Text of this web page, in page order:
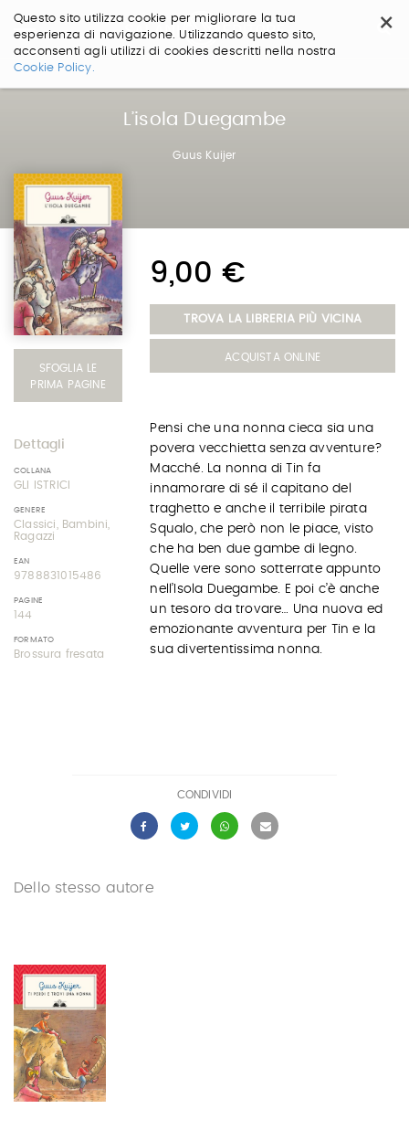
×
Questo sito utilizza cookie per migliorare la tua
esperienza di navigazione. Utilizzando questo sito,
acconsenti agli utilizzi di cookies descritti nella nostra
Cookie Policy.
Salta
L’isola Duegambe
Guus Kuijer
SFOGLIA LE
PRIMA PAGINE
Dettagli
COLLANA
GLI ISTRICI
GENERE
Classici, Bambini,
Ragazzi
EAN
9788831015486
PAGINE
144
FORMATO
Brossura fresata
9,00 €
TROVA LA LIBRERIA PIÙ VICINA
ACQUISTA ONLINE
Pensi che una nonna cieca sia una
povera vecchietta senza avventure?
Macché. La nonna di Tin fa
innamorare di sé il capitano del
traghetto e anche il terribile pirata
Squalo, che però non le piace, visto
che ha ben due gambe di legno.
Quelle vere sono sotterrate appunto
nell’Isola Duegambe. E poi c’è anche
un tesoro da trovare… Una nuova ed
emozionante avventura per Tin e la
sua divertentissima nonna.
CONDIVIDI
Dello stesso autore